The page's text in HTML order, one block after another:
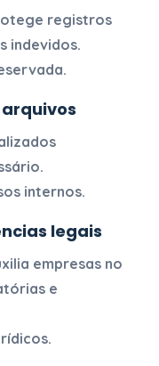
registros
indevidos.
internos.
legais
empresas no
e